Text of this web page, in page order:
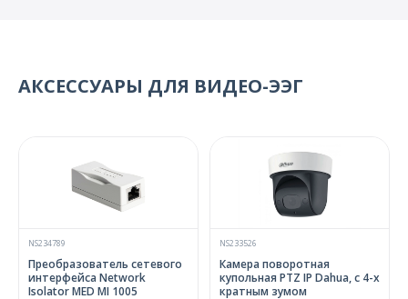
АКСЕССУАРЫ ДЛЯ ВИДЕО-ЭЭГ
NS234789
Преобразователь сетевого
интерфейса Network
Isolator MED MI 1005
NS233526
Камера поворотная
купольная PTZ IP Dahua, с 4-х
кратным зумом